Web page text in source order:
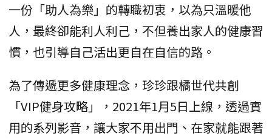
一份「助人為樂」的轉職初衷，以為只溫暖他
人，最終卻能利人利己，不但養出家人的健康習
慣，也引導自己活出更自在自信的路。
為了傳遞更多健康理念，珍珍跟橘世代共創
「VIP健身攻略」，2021年1月5日上線，透過實
用的系列影音，讓大家不用出門、在家就能跟著